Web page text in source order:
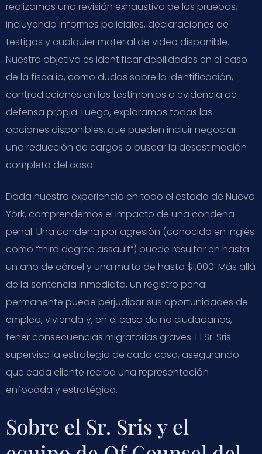
realizamos una revisión exhaustiva de las pruebas,
incluyendo informes policiales, declaraciones de
testigos y cualquier material de video disponible.
Nuestro objetivo es identificar debilidades en el caso
de la fiscalía, como dudas sobre la identificación,
contradicciones en los testimonios o evidencia de
defensa propia. Luego, exploramos todas las
opciones disponibles, que pueden incluir negociar
una reducción de cargos o buscar la desestimación
completa del caso.
Dada nuestra experiencia en todo el estado de Nueva
York, comprendemos el impacto de una condena
penal. Una condena por agresión (conocida en inglés
como “third degree assault”) puede resultar en hasta
un año de cárcel y una multa de hasta $1,000. Más allá
de la sentencia inmediata, un registro penal
permanente puede perjudicar sus oportunidades de
empleo, vivienda y, en el caso de no ciudadanos,
tener consecuencias migratorias graves. El Sr. Sris
supervisa la estrategia de cada caso, asegurando
que cada cliente reciba una representación
enfocada y estratégica.
Sobre el Sr. Sris y el